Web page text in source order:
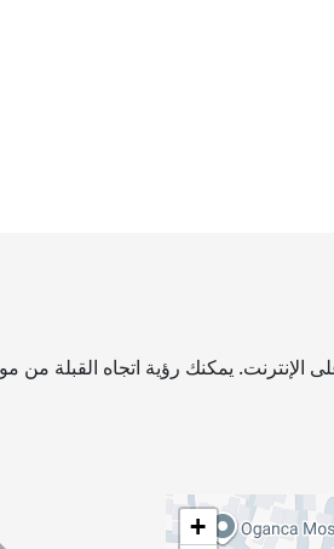
الإنترنت. يمكنك رؤية اتجاه القبلة من
+